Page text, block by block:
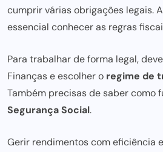
cumprir várias obrigações legais.
essencial conhecer as regras
Para trabalhar de forma legal,
Finanças e escolher o regime de
Também precisas de sabercomo
Segurança Social.
Gerir rendimentos com eficiência